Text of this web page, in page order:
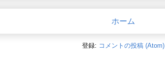
ホーム
登録: コメントの投稿 (Atom)